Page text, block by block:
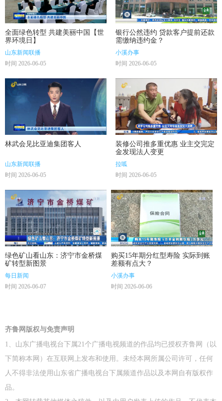
全面绿色转型 共建美丽中国【世
界环境日】
山东新闻联播
时间 2026-06-05
银行公然违约 贷款客户提前还款
需缴纳违约金？
小溪办事
时间 2026-06-05
林武会见比亚迪集团客人
山东新闻联播
时间 2026-06-05
装修公司推多重优惠 业主交完定
金发现法人变更
拉呱
时间 2026-06-05
绿色矿山看山东：济宁市金桥煤
矿转型新图景
每日新闻
时间 2026-06-07
购买15年期分红型寿险 实际到账
差额有点大？
小溪办事
时间 2026-06-06
齐鲁网版权与免责声明
1、山东广播电视台下属21个广播电视频道的作品均已授权齐鲁网（以
下简称本网）在互联网上发布和使用。未经本网所属公司许可，任何
人不得非法使用山东省广播电视台下属频道作品以及本网自有版权作
品。